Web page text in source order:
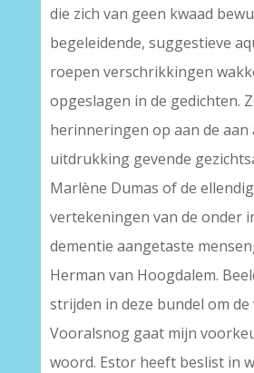
die zich van geen kwaad
begeleidende, suggestieve
roepen verschrikkingen
opgeslagen in de gedichten.
herinneringen op aan de aan
uitdrukking gevende
Marlène Dumas of de
vertekeningen van de onder
dementie aangetaste
Herman van Hoogdalem.
strijden in deze bundel om
Vooralsnog gaat mijn
woord. Estor heeft beslist in